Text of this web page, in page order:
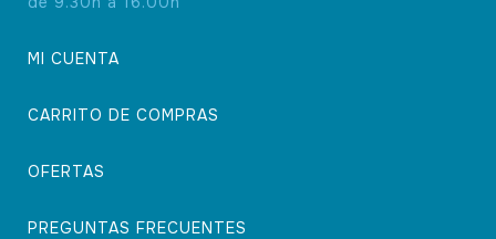
MI CUENTA
CARRITO DE COMPRAS
OFERTAS
PREGUNTAS FRECUENTES